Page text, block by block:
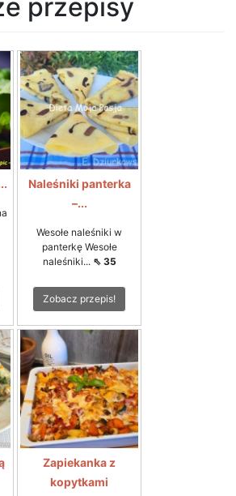
przepisy
Naleśniki panterka
–...
Wesołe naleśniki w
panterkę Wesołe
naleśniki... ⇖ 35
Zobacz przepis!
Zapiekanka z
kopytkami